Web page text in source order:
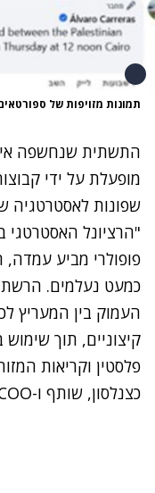
תמונות מזויפות של
התשתית שנחשפה
מופעלת על ידי
שפונות לאסטרטגיה
"הרציונל האסטרטגי
פופולרי מביע
כמעט נעלמים.
העמוק בין המעריץ
קיצוניים, תוך שימוש
פלסטין וקריאות
כצנלסון, שותף ו-COO בחברת Vetric.